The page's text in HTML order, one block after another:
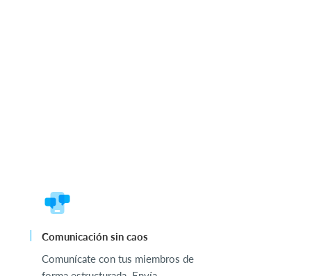
Comunicación sin caos
Comunícate con tus miembros de